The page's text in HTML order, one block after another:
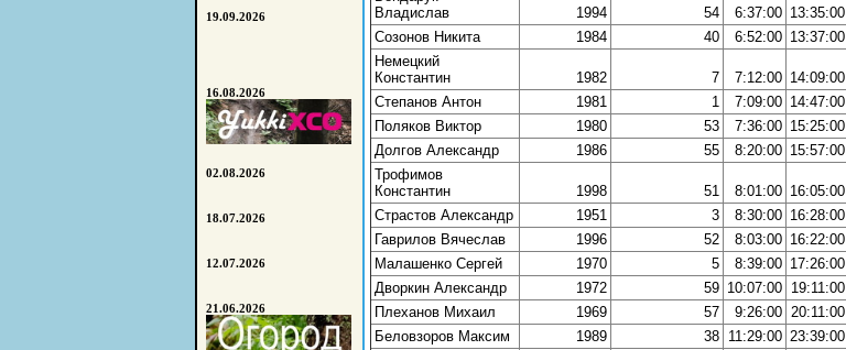
Владислав
1994 54 6:37:00 13:35:00
Созонов Никита
1984 40 6:52:00 13:37:00
Немецкий
Константин
1982 7 7:12:00 14:09:00
Степанов Антон
1981 1 7:09:00 14:47:00
Поляков Виктор
1980 53 7:36:00 15:25:00
Долгов Александр
1986 55 8:20:00 15:57:00
Трофимов
Константин
1998 51 8:01:00 16:05:00
Страстов Александр
1951 3 8:30:00 16:28:00
Гаврилов Вячеслав
1996 52 8:03:00 16:22:00
Малашенко Сергей
1970 5 8:39:00 17:26:00
Дворкин Александр
1972 59 10:07:00 19:11:00
Плеханов Михаил
1969 57 9:26:00 20:11:00
Беловзоров Максим
1989 38 11:29:00 23:39:00
19.09.2026
16.08.2026
02.08.2026
18.07.2026
12.07.2026
21.06.2026